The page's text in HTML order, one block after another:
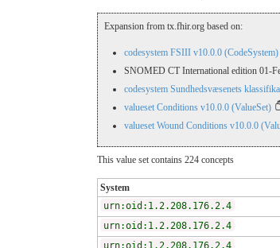
Expansion from tx.fhir.org based on:
codesystem FSIII v10.0.0 (CodeSystem)
SNOMED CT International edition 01-
codesystem Sundhedsvæsenets
valueset Conditions v10.0.0 (ValueSet)
valueset Wound Conditions v10.0.0
This value set contains 224 concepts
System
urn:oid:1.2.208.176.2.4
urn:oid:1.2.208.176.2.4
urn:oid:1.2.208.176.2.4